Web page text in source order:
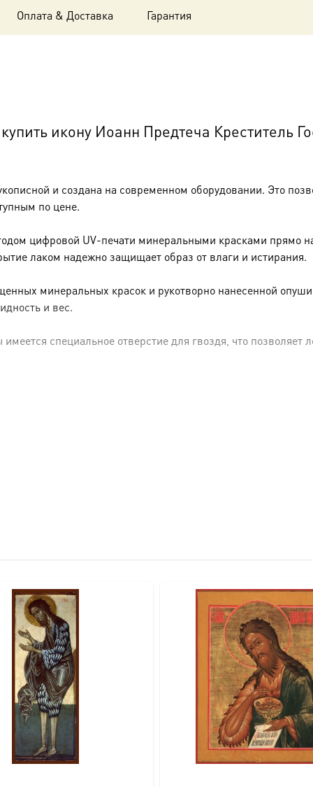
Оплата & Доставка Гарантия
икону Иоанн Предтеча Креститель
и создана на современном оборудовании. Это
по цене.
цифровой UV-печати минеральными красками прямо
лаком надежно защищает образ от влаги и истирания.
минеральных красок и рукотворно нанесенной опуши
и вес.
специальное отверстие для гвоздя, что позволяет
образов покровителей семьи).